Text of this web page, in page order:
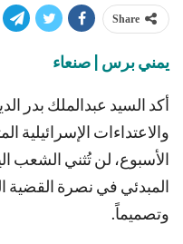
Share
يمني برس | صنعاء
أكد السيد عبدالملك بدر
والاعتداءات الإسرائيلية
الأسبوع، لن تُثني الشعب
المبدئي في نصرة القضية
وتصميماً.